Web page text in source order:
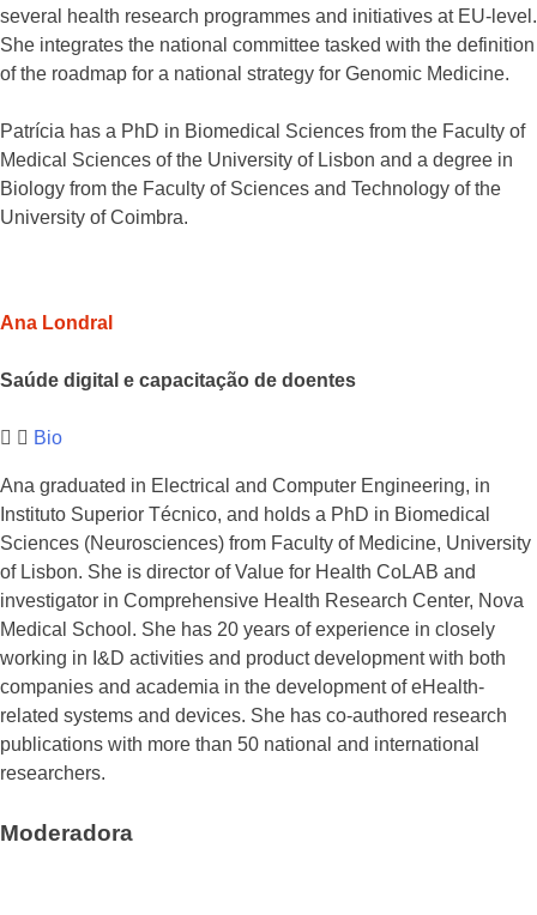
several health research programmes and initiatives at EU-level.
She integrates the national committee tasked with the definition
of the roadmap for a national strategy for Genomic Medicine.
Patrícia has a PhD in Biomedical Sciences from the Faculty of
Medical Sciences of the University of Lisbon and a degree in
Biology from the Faculty of Sciences and Technology of the
University of Coimbra.
Ana Londral
Saúde digital e capacitação de doentes
Bio
Ana graduated in Electrical and Computer Engineering, in
Instituto Superior Técnico, and holds a PhD in Biomedical
Sciences (Neurosciences) from Faculty of Medicine, University
of Lisbon. She is director of Value for Health CoLAB and
investigator in Comprehensive Health Research Center, Nova
Medical School. She has 20 years of experience in closely
working in I&D activities and product development with both
companies and academia in the development of eHealth-
related systems and devices. She has co-authored research
publications with more than 50 national and international
researchers.
Moderadora